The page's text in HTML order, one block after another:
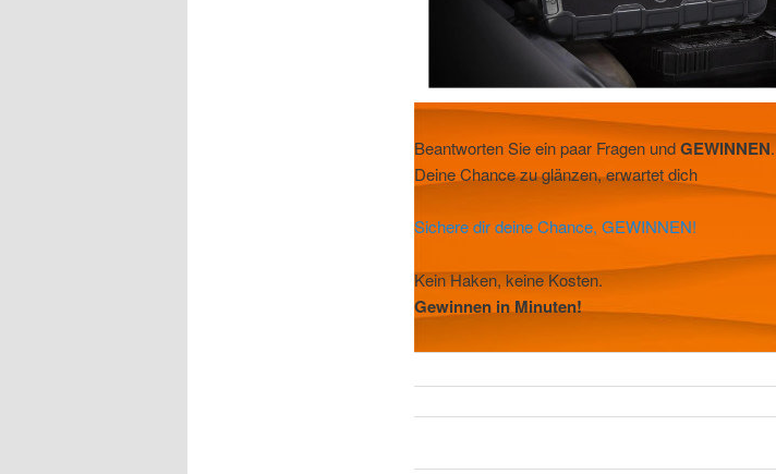
Beantworten Sie ein paar Fragen undGEWINNEN.
Deine Chance zu glänzen, erwartet dich
Sichere dir deine Chance, GEWINNEN!
Kein Haken, keine Kosten.
Gewinnen in Minuten!